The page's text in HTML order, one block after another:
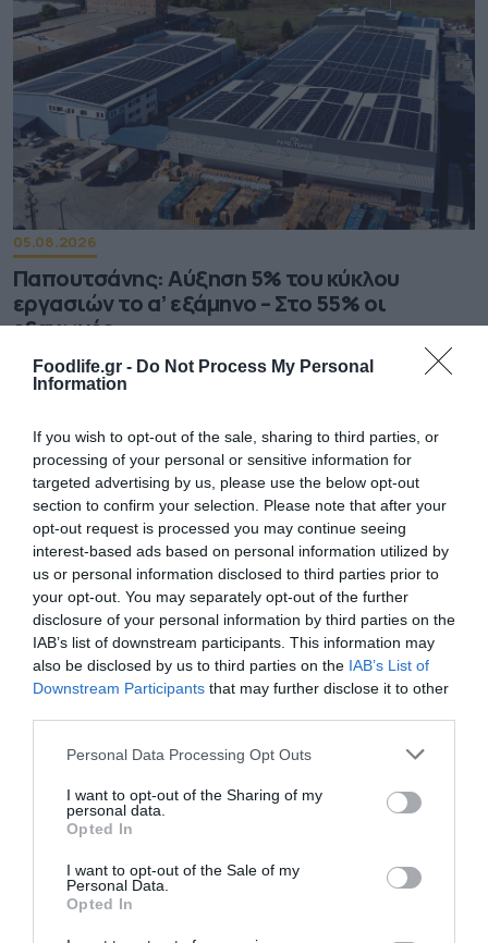
Foodlife.gr - Do Not Process My Personal
Information
If you wish to opt-out of the sale, sharing to third parties, or
processing of your personal or sensitive information for
targeted advertising by us, please use the below opt-out
section to confirm your selection. Please note that after your
opt-out request is processed you may continue seeing
interest-based ads based on personal information utilized by
us or personal information disclosed to third parties prior to
your opt-out. You may separately opt-out of the further
disclosure of your personal information by third parties on the
IAB’s list of downstream participants. This information may
also be disclosed by us to third parties on the IAB’s List of
Downstream Participants that may further disclose it to other
Please note that this website/app uses one or more Google
not limited to your visit or usage behaviour. You may click to
grant or deny consent to Google and its third-party tags to
use your data for below specified purposes in below Google
consent section.
Personal Data Processing Opt Outs
I want to opt-out of the Sharing of my
personal data.
Opted In
I want to opt-out of the Sale of my
Personal Data.
Opted In
05.08.2026
Παπουτσάνης: Αύξηση 5% του κύκλου
εργασιών το α’ εξάμηνο – Στο 55% οι
εξαγωγές
04.08.2026
ΙΕΛΚΑ: Σε ποια προϊόντα αυξήθηκαν και πού
μειώθηκαν οι τιμές στα σούπερ μάρκετ